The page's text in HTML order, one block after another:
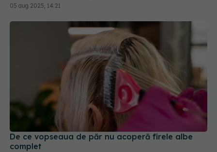
05 aug 2025, 14:21
De ce vopseaua de păr nu acoperă firele albe
complet